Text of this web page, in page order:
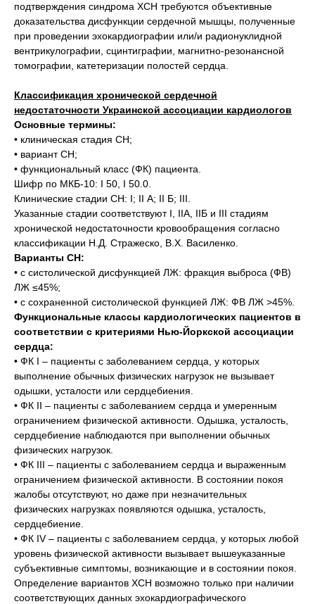
подтверждения синдрома ХСН требуются объективные
доказательства дисфункции сердечной мышцы, полученные
при проведении эхокардиографии или/и радионуклидной
вентрикулографии, сцинтиграфии, магнитно-резонансной
томографии, катетеризации полостей сердца.
Классификация хронической сердечной
недостаточности Украинской ассоциации кардиологов
Основные термины:
• клиническая стадия СН;
• вариант СН;
• функциональный класс (ФК) пациента.
Шифр по МКБ-10: I 50, I 50.0.
Клинические стадии СН: I; II А; II Б; III.
Указанные стадии соответствуют I, IIА, IIБ и III стадиям
хронической недостаточности кровообращения согласно
классификации Н.Д. Стражеско, В.Х. Василенко.
Варианты СН:
• с систолической дисфункцией ЛЖ: фракция выброса (ФВ)
ЛЖ ≤45%;
• с сохраненной систолической функцией ЛЖ: ФВ ЛЖ >45%.
Функциональные классы кардиологических пациентов в
соответствии с критериями Нью-Йоркской ассоциации
сердца:
• ФК I – пациенты с заболеванием сердца, у которых
выполнение обычных физических нагрузок не вызывает
одышки, усталости или сердцебиения.
• ФК II – пациенты с заболеванием сердца и умеренным
ограничением физической активности. Одышка, усталость,
сердцебиение наблюдаются при выполнении обычных
физических нагрузок.
• ФК III – пациенты с заболеванием сердца и выраженным
ограничением физической активности. В состоянии покоя
жалобы отсутствуют, но даже при незначительных
физических нагрузках появляются одышка, усталость,
сердцебиение.
• ФК IV – пациенты с заболеванием сердца, у которых любой
уровень физической активности вызывает вышеуказанные
субъективные симптомы, возникающие и в состоянии покоя.
Определение вариантов ХСН возможно только при наличии
соответствующих данных эхокардиографического